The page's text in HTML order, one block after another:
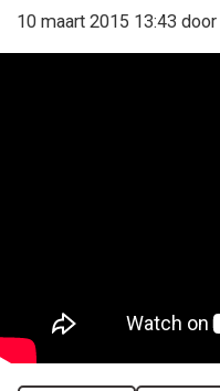
10 maart 2015 13:43 door